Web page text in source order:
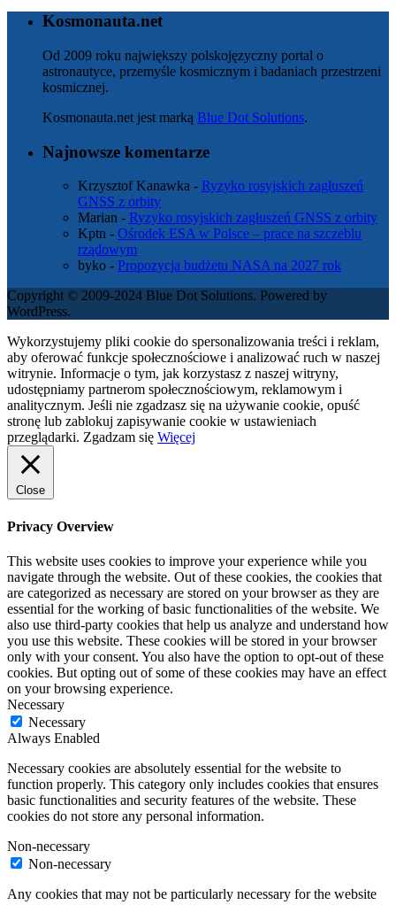
Kosmonauta.net
Od 2009 roku największy polskojęzyczny portal o
astronautyce, przemyśle kosmicznym i badaniach przestrzeni
kosmicznej.
Kosmonauta.net jest marką Blue Dot Solutions.
Najnowsze komentarze
Krzysztof Kanawka - Ryzyko rosyjskich zagłuszeń
GNSS z orbity
Marian - Ryzyko rosyjskich zagłuszeń GNSS z orbity
Kptn - Ośrodek ESA w Polsce – prace na szczeblu
rządowym
byko - Propozycja budżetu NASA na 2027 rok
Copyright © 2009-2024 Blue Dot Solutions. Powered by
WordPress.
Wykorzystujemy pliki cookie do spersonalizowania treści i reklam,
aby oferować funkcje społecznościowe i analizować ruch w naszej
witrynie. Informacje o tym, jak korzystasz z naszej witryny,
udostępniamy partnerom społecznościowym, reklamowym i
analitycznym. Jeśli nie zgadzasz się na używanie cookie, opuść
stronę lub zablokuj zapisywanie cookie w ustawieniach
przeglądarki. Zgadzam się Więcej
Close
Privacy Overview
This website uses cookies to improve your experience while you
navigate through the website. Out of these cookies, the cookies that
are categorized as necessary are stored on your browser as they are
essential for the working of basic functionalities of the website. We
also use third-party cookies that help us analyze and understand how
you use this website. These cookies will be stored in your browser
only with your consent. You also have the option to opt-out of these
cookies. But opting out of some of these cookies may have an effect
on your browsing experience.
Necessary
Necessary
Always Enabled
Necessary cookies are absolutely essential for the website to
function properly. This category only includes cookies that ensures
basic functionalities and security features of the website. These
cookies do not store any personal information.
Non-necessary
Non-necessary
Any cookies that may not be particularly necessary for the website